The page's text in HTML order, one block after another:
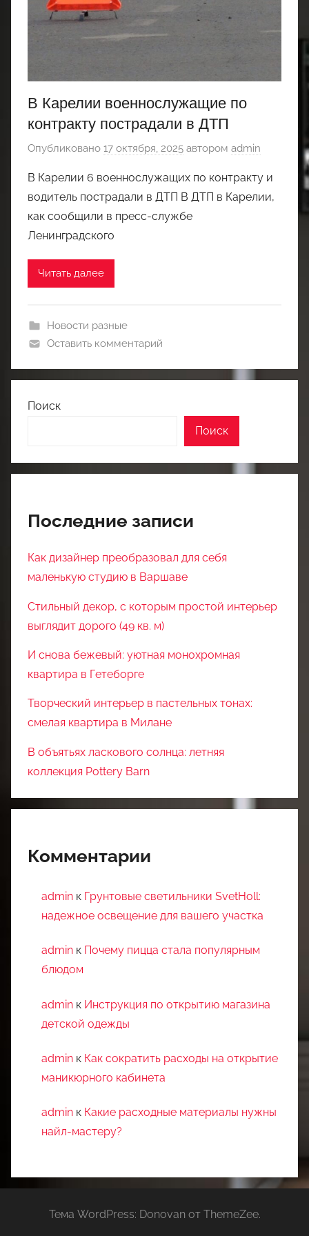
В Карелии военнослужащие по
контракту пострадали в ДТП
Опубликовано 17 октября, 2025 автором admin
В Карелии 6 военнослужащих по контракту и
водитель пострадали в ДТП В ДТП в Карелии,
как сообщили в пресс-службе
Ленинградского
Читать далее
Новости разные
Оставить комментарий
Поиск
Поиск
Последние записи
Как дизайнер преобразовал для себя
маленькую студию в Варшаве
Стильный декор, с которым простой интерьер
выглядит дорого (49 кв. м)
И снова бежевый: уютная монохромная
квартира в Гетеборге
Творческий интерьер в пастельных тонах:
смелая квартира в Милане
В объятьях ласкового солнца: летняя
коллекция Pottery Barn
Комментарии
admin к Грунтовые светильники SvetHoll:
надежное освещение для вашего участка
admin к Почему пицца стала популярным
блюдом
admin к Инструкция по открытию магазина
детской одежды
admin к Как сократить расходы на открытие
маникюрного кабинета
admin к Какие расходные материалы нужны
найл-мастеру?
Тема WordPress: Donovan от ThemeZee.